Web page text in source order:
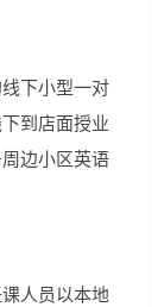
下小型一对
到店面授业
边小区英语
人员以本地